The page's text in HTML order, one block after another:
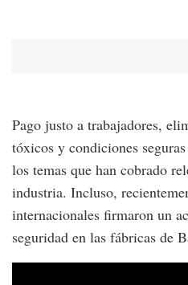
Pago justo a trabajadores,
tóxicos y condiciones
los temas que han cobrado
industria. Incluso,
internacionales firmaron un
seguridad en las fábricas de